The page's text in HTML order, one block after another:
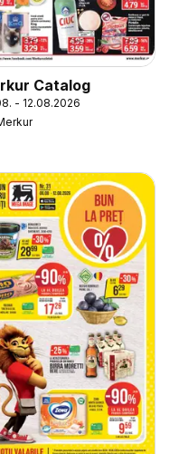
Catalog
- 12.08.2026